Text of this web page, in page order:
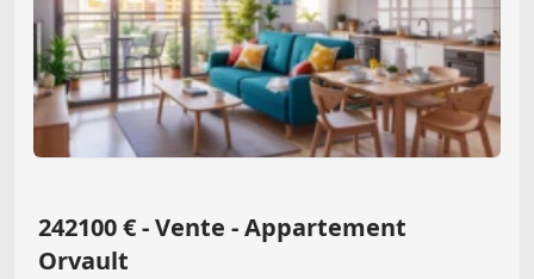
242100 € - Vente - Appartement
Orvault